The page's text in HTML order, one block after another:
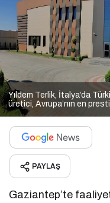
Yıldem Terlik, İtalya’da
üretici, Avrupa’nın en
PAYLAŞ
Gaziantep’te